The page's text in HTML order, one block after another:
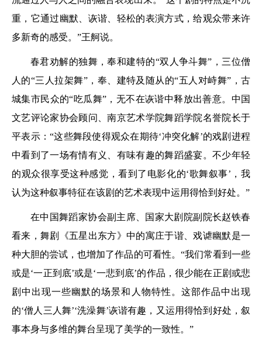
重，它通过幽默、诙谐、轻松的表演方式，给观众带来许
多新奇的感受。”王舸说。
春君劝解的独舞，奉和建特的“双人争斗舞”，三位僧
人的“三人拉架舞”，奉、建特及随从的“五人对峙舞”，古
城集市民众的“吃瓜舞”，无不在诙谐中释放出善意。中国
文艺评论家协会顾问、南京艺术学院舞蹈学院名誉院长于
平表示：“这些舞段使得观众在期待‘冲突化解’的戏剧进程
中看到了一场有情有义、有味有趣的舞蹈盛宴。不少年轻
的观众很享受这种感觉，看到了电影化的‘歌舞叙事’，我
认为这种叙事特征在该剧的艺术表现中运用得恰到好处。”
在中国舞蹈家协会副主席、国家大剧院副院长赵铁春
看来，舞剧《五星出东方》中的寓庄于谐、戏谑幽默是一
种大胆的尝试，也增加了作品的可看性。“我们常看到一些
或是‘一正到底’或是‘一悲到底’的作品，很少能在正剧或悲
剧中出现一些幽默的场景和人物特性。这部作品中出现
的‘僧人三人舞’‘洗澡舞’诙谐有趣，又运用得恰到好处，叙
事本身与多维的舞台呈现了美学的一致性。”